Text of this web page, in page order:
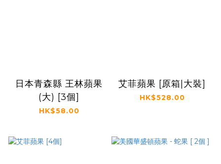
日本青森縣 王林蘋果
(大) [3個]
HK$58.00
艾菲蘋果 [原箱|大裝]
HK$528.00